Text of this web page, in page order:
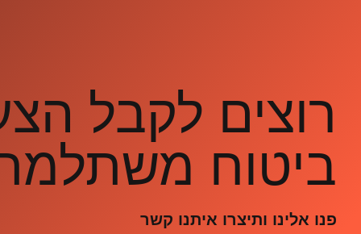
רוצים לקבל
ביטוח
פנו אלינו ותיצרו איתנו קשר